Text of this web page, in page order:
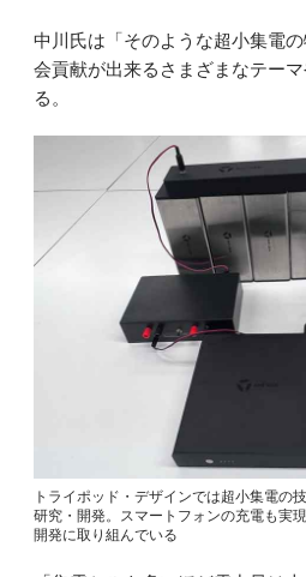
中川氏は「そのような超小集電
会貢献が出来るさまざまなテー
る。
トライポッド・デザインでは超小集電の
研究・開発。スマートフォンの充電も実
開発に取り組んでいる